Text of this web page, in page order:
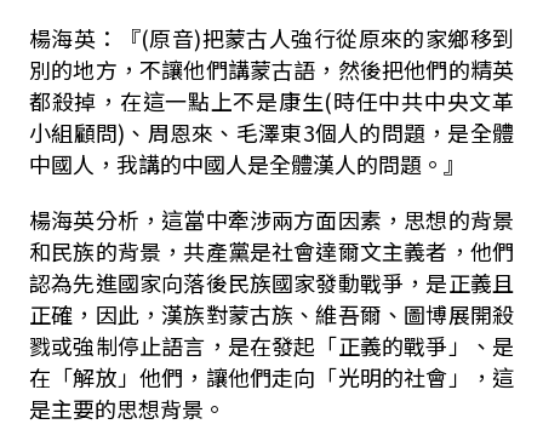
楊海英：『(原音)把蒙古人強行從原來的家鄉移到
別的地方，不讓他們講蒙古語，然後把他們的精英
都殺掉，在這一點上不是康生(時任中共中央文革
小組顧問)、周恩來、毛澤東3個人的問題，是全體
中國人，我講的中國人是全體漢人的問題。』
楊海英分析，這當中牽涉兩方面因素，思想的背景
和民族的背景，共產黨是社會達爾文主義者，他們
認為先進國家向落後民族國家發動戰爭，是正義且
正確，因此，漢族對蒙古族、維吾爾、圖博展開殺
戮或強制停止語言，是在發起「正義的戰爭」、是
在「解放」他們，讓他們走向「光明的社會」，這
是主要的思想背景。